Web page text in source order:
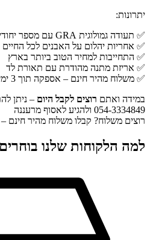
יתרונות:
✅ תעודה גמולוגית GRA עם מספר יחודי לכל תכשיט
✅ אחריות יהלום על האבנים לכל החיים
✅ התחייבות למחיר הטוב ביותר בארץ
✅ אריזת מתנה מהודרת עם תאורת לד
✅ משלוח מהיר חינם – אספקה תוך 3 ימי עסקים / איסוף מיידי
במידה ואתם רוצים לקבל היום – ניתן
054-3334849 ולהגיע לאסוף מרעננה
רוצים משלוח? קבלו משלוח מהיר חינם – זמן
למה הלקוחות שלנו